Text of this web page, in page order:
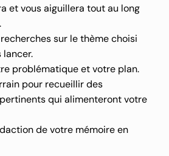
et vous aiguillera tout au long
sur le thème choisi
lancer.
problématique et votre plan.
pour recueillir des
qui alimenteront votre
de votre mémoire en